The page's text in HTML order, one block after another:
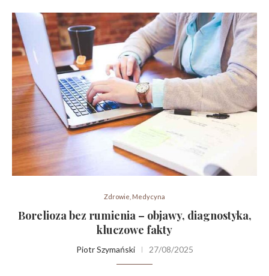
Zdrowie, Medycyna
Borelioza bez rumienia – objawy, diagnostyka,
kluczowe fakty
Piotr Szymański 27/08/2025